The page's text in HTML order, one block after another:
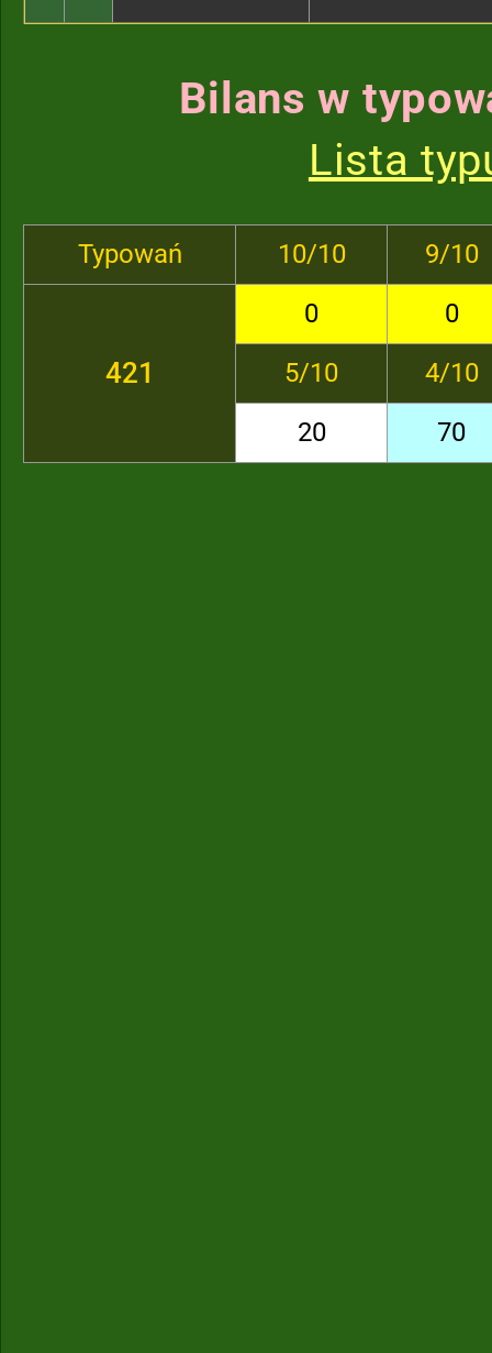
Bilans w
Lista
Typowań 10/10 9/10
421
0
0
5/10
4/10
20
70